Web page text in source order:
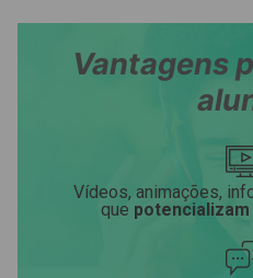
Vantagens
Vídeos, animações,
que